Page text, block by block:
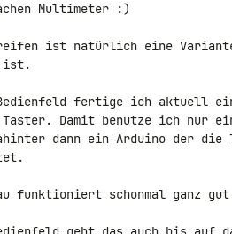
Multimeter :)
ist natürlich eine
ist.
fertige ich aktuell
Damit benutze ich nur
dann ein Arduino der die
funktioniert schonmal ganz